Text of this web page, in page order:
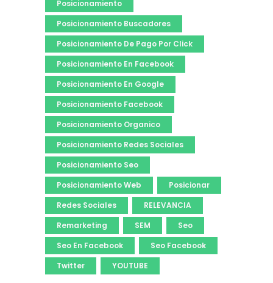
Posicionamiento
Posicionamiento Buscadores
Posicionamiento De Pago Por Click
Posicionamiento En Facebook
Posicionamiento En Google
Posicionamiento Facebook
Posicionamiento Organico
Posicionamiento Redes Sociales
Posicionamiento Seo
Posicionamiento Web
Posicionar
Redes Sociales
RELEVANCIA
Remarketing
SEM
Seo
Seo En Facebook
Seo Facebook
Twitter
YOUTUBE